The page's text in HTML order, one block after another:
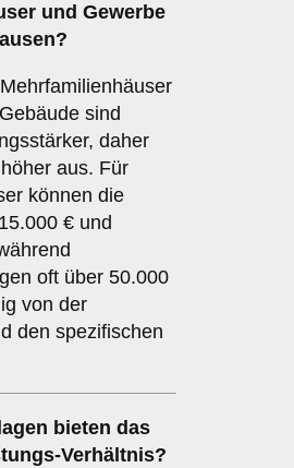
und Gewerbe
sind
daher
aus. Für
können die
€ und
oft über 50.000
von der
den spezifischen
bieten das
Verhältnis?